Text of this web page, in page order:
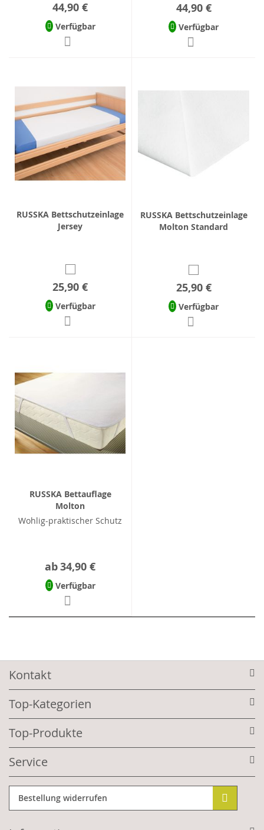
44,90 €
Verfügbar
44,90 €
Verfügbar
RUSSKA Bettschutzeinlage
Jersey
25,90 €
Verfügbar
RUSSKA Bettschutzeinlage
Molton Standard
25,90 €
Verfügbar
RUSSKA Bettauflage
Molton
Wohlig-praktischer Schutz
ab34,90 €
Verfügbar
Kontakt
Top-Kategorien
Top-Produkte
Service
Bestellung widerrufen